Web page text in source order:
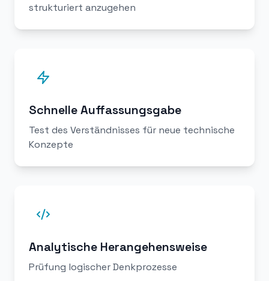
strukturiert anzugehen
Schnelle Auffassungsgabe
Test des Verständnisses für neue technische
Konzepte
Analytische Herangehensweise
Prüfung logischer Denkprozesse